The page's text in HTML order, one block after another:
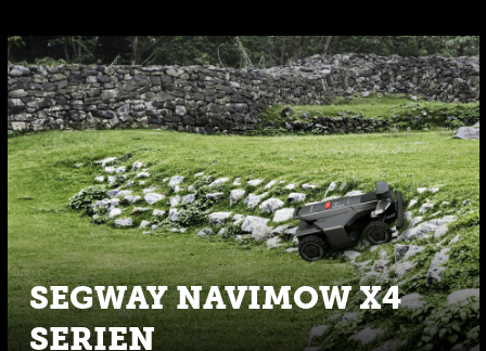
SEGWAY NAVIMOW X4
SERIEN